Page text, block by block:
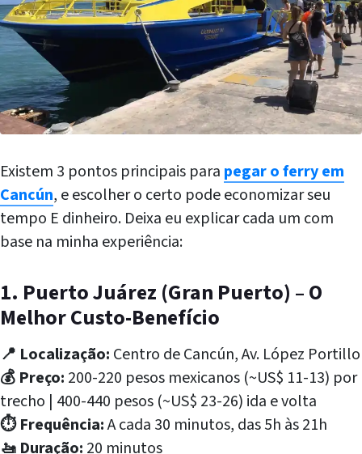
Existem 3 pontos principais para pegar o ferry em
Cancún, e escolher o certo pode economizar seu
tempo E dinheiro. Deixa eu explicar cada um com
base na minha experiência:
1. Puerto Juárez (Gran Puerto) – O
Melhor Custo-Benefício
📍 Localização: Centro de Cancún, Av. López Portillo
💰 Preço: 200-220 pesos mexicanos (~US$ 11-13) por
trecho | 400-440 pesos (~US$ 23-26) ida e volta
⏱️ Frequência:A cada 30 minutos, das 5h às 21h
🚤 Duração: 20 minutos